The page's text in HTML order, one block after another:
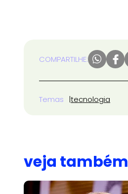
COMPARTILHE:
Temas tecnologia
veja também